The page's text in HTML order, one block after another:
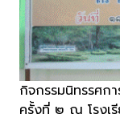
กิจกรรมนิทรรศก
ครั้งที่ ๒ ณ โรงเ